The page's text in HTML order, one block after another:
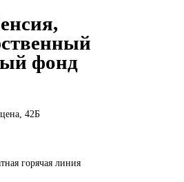
фонд
42Б
горячая линия